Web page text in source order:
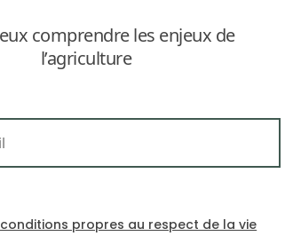
dévastateur. Marqué
un courant côtier saisonnier chaud
marins et terrestres.
comprendre les enjeux de
l’agriculture
propres au respect de la vie